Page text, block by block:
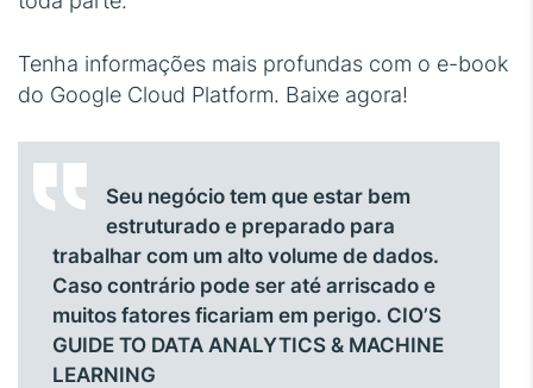
Tenha informações mais profundas com o e-book
do Google Cloud Platform. Baixe agora!
Seu negócio tem que estar bem
estruturado e preparado para
trabalhar com um alto volume de dados.
Caso contrário pode ser até arriscado e
muitos fatores ficariam em perigo. CIO’S
GUIDE TO DATA ANALYTICS & MACHINE
LEARNING